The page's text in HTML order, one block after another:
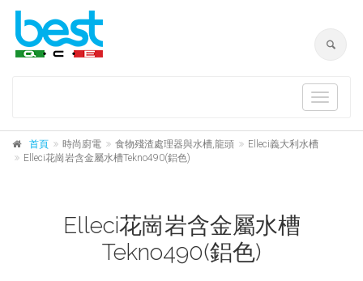
Toggle
首頁 時尚廚電 食物殘渣處理器與水槽,龍頭
Elleci義大利水槽
Elleci花崗岩含金屬水槽Tekno490(鋁色)
Elleci花崗岩含金屬水槽
Tekno490(鋁色)